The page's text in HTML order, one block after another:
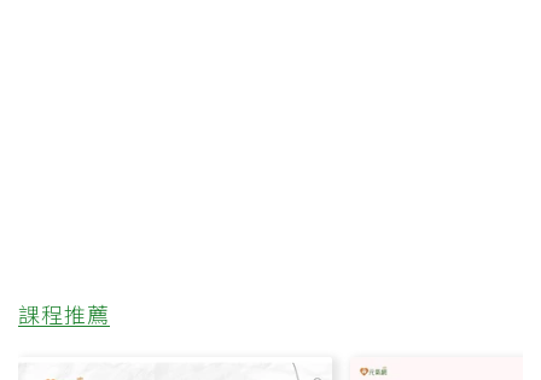
課程推薦